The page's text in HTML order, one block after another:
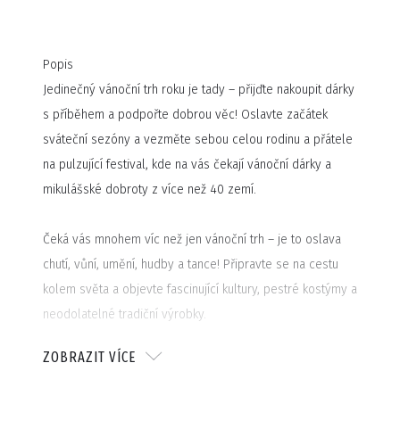
Popis
Jedinečný vánoční trh roku je tady – přijďte nakoupit dárky
s příběhem a podpořte dobrou věc! Oslavte začátek
sváteční sezóny a vezměte sebou celou rodinu a přátele
na pulzující festival, kde na vás čekají vánoční dárky a
mikulášské dobroty z více než 40 zemí.
Čeká vás mnohem víc než jen vánoční trh – je to oslava
chutí, vůní, umění, hudby a tance! Připravte se na cestu
kolem světa a objevte fascinující kultury, pestré kostýmy a
neodolatelné tradiční výrobky.
Na co se konkrétně těšit? Sladkosti, koření, gurmánské
ZOBRAZIT VÍCE